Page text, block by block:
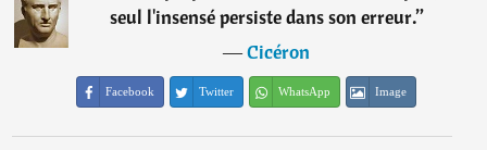
seul l'insensé persiste dans son erreur.”
―Cicéron
Facebook Twitter WhatsApp Image